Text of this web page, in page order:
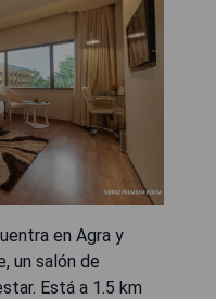
en Agra y
un salón de
Está a 1.5 km